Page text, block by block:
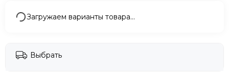
Valve
Whoop
ZTE
Загружаем варианты товара…
Выбрать